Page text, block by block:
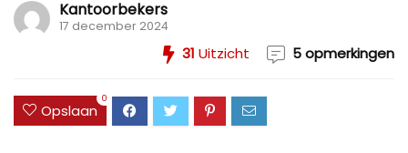
Kantoorbekers
17 december 2024
31 Uitzicht 5 opmerkingen
Opslaan
0